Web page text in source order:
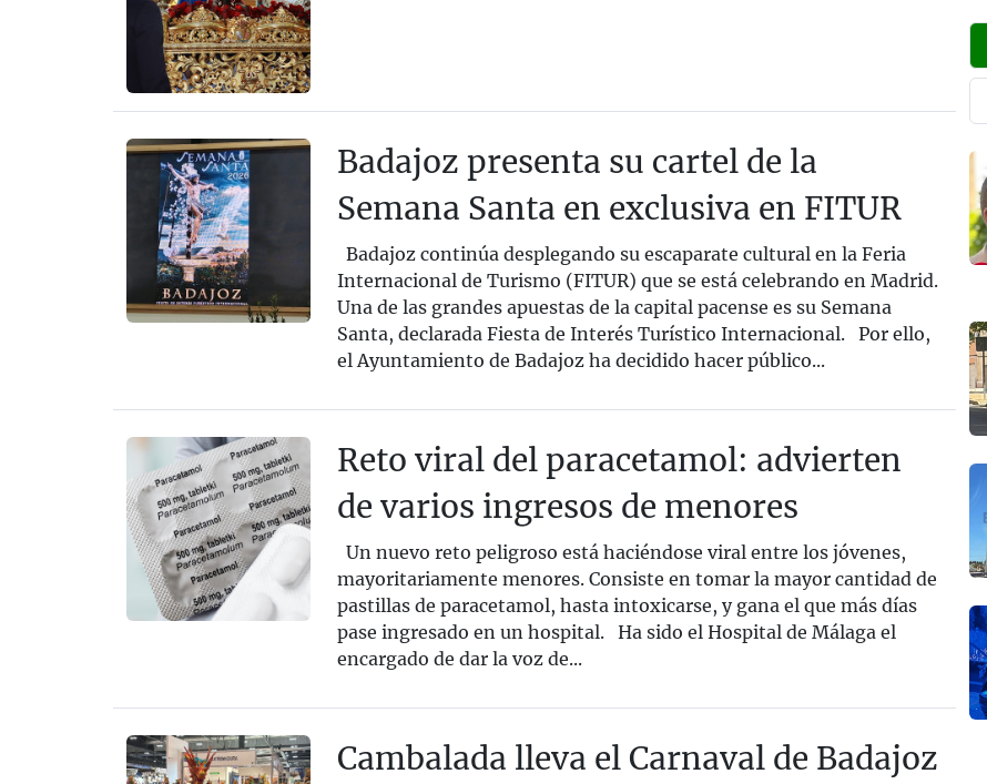
Badajoz presenta su cartel de la
Semana Santa en exclusiva en FITUR
Badajoz continúa desplegando su escaparate cultural en la Feria
Internacional de Turismo (FITUR) que se está celebrando en Madrid.
Una de las grandes apuestas de la capital pacense es su Semana
Santa, declarada Fiesta de Interés Turístico Internacional. Por ello,
el Ayuntamiento de Badajoz ha decidido hacer público...
Reto viral del paracetamol: advierten
de varios ingresos de menores
Un nuevo reto peligroso está haciéndose viral entre los jóvenes,
mayoritariamente menores. Consiste en tomar la mayor cantidad de
pastillas de paracetamol, hasta intoxicarse, y gana el que más días
pase ingresado en un hospital. Ha sido el Hospital de Málaga el
encargado de dar la voz de...
Cambalada lleva el Carnaval de Badajoz